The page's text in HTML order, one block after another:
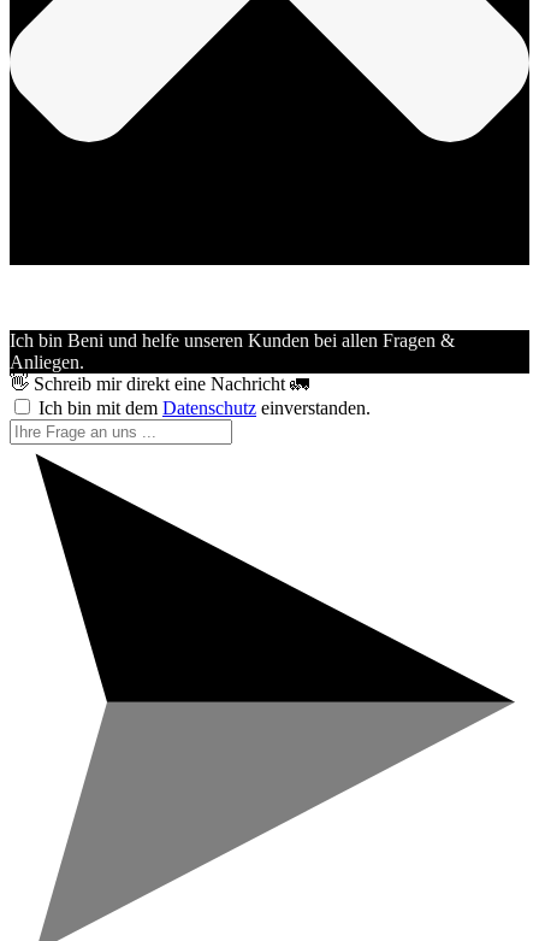
Ich bin Beni und helfe unseren Kunden bei allen Fragen &
Anliegen.
👋 Schreib mir direkt eine Nachricht 🚛
Ich bin mit dem Datenschutz einverstanden.